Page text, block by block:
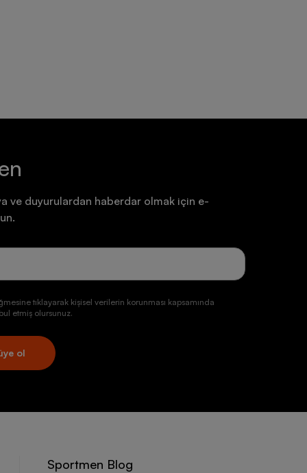
ve duyurulardan haberdar olmak için e-
tıklayarak kişisel verilerin korunması kapsamında
etmiş olursunuz.
ol
Sportmen Blog